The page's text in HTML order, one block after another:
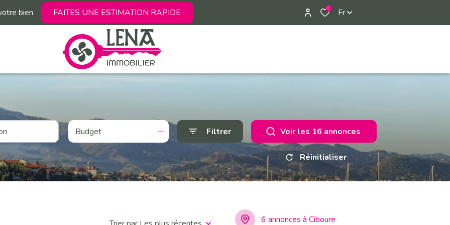
bien FAITES UNE ESTIMATION RAPIDE 0 Fr
Budget Filtrer Voir les 16 annonces
Réinitialiser
6 annonces à Ciboure